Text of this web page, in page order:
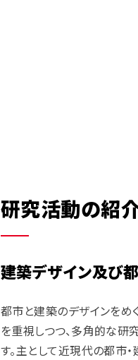
研究活動の紹
建築デザイン及び
都市と建築のデザインをめ
を重視しつつ、多角的な研
す。主として近現代の都市